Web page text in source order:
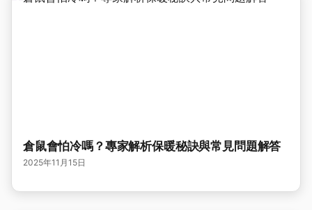
倉鼠會怕冷嗎？專家解析保暖秘訣與常見問題解答
2025年11月15日